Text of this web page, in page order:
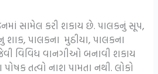
સામેલ કરી શકાય છે. પાલકનું સૂપ,
પાલકના મુઠીયા, પાલકના
વિવિધ વાનગીઓ બનાવી શકાય
તત્વો નાશ પામતા નથી. લોકો